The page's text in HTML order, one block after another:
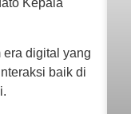
Kepala
digital yang
baik di